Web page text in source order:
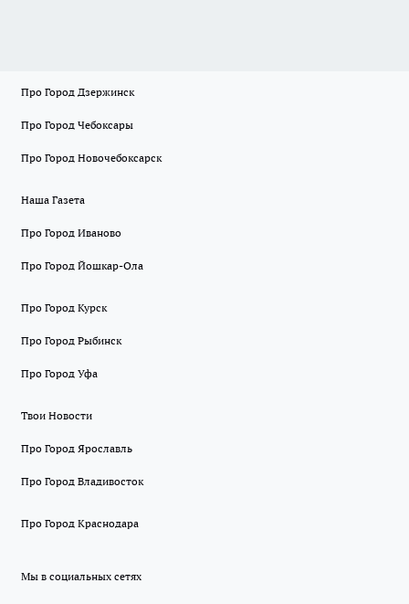
Про Город Дзержинск
Про Город Чебоксары
Про Город Новочебоксарск
Наша Газета
Про Город Иваново
Про Город Йошкар-Ола
Про Город Курск
Про Город Рыбинск
Про Город Уфа
Твои Новости
Про Город Ярославль
Про Город Владивосток
Про Город Краснодара
Мы в социальных сетях